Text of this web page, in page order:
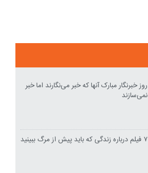
روز خبرنگار مبارک آنها که خبر می‌نگارند اما خبر
نمی‌سازند
۷ فیلم درباره زندگی که باید پیش از مرگ ببینید